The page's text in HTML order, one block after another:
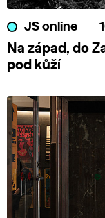
JS online
Na západ, do
pod kůží